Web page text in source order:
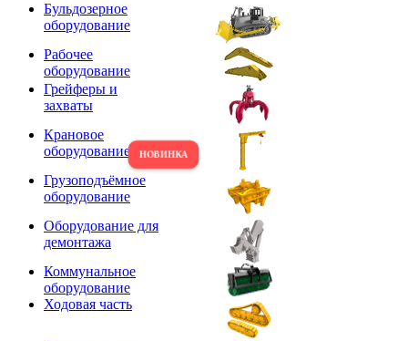
Бульдозерное
оборудование
Рабочее
оборудование
Грейферы и
захваты
Крановое
оборудование
Грузоподъёмное
оборудование
Оборудование для
демонтажа
Коммунальное
оборудование
Ходовая часть